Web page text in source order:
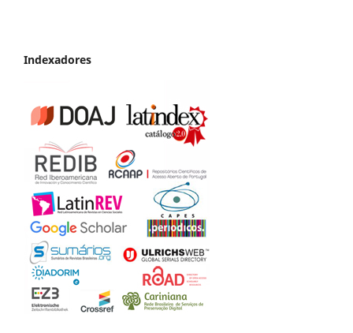
Indexadores